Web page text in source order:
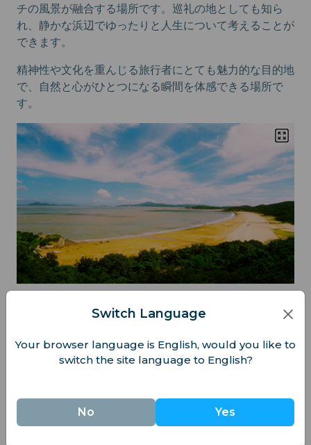
チの風景が融合する場所です。巡礼の地としても知ら
れ、静かな浜辺でゆったりと人生について考えることが
できます。
精神性や文化を重んじる旅行者にとても魅力的な目的地
で、自然と心がひとつになる瞬間を体感できる場所で
す。
8. 鼓浪嶼、厦門（福建省）
厦門からフェリーで短時間で行ける鼓浪嶼は、美しいビ
ーチと歴史ある文化が調和した静かなオアシスです。
止されているため、カップルやゆっくり旅を楽しむ人、
写真愛好家に最適です。曲がりくねる小道を散策し、静
Switch Language
Your browser language is English, would you like to
switch the site language to English?
No Yes